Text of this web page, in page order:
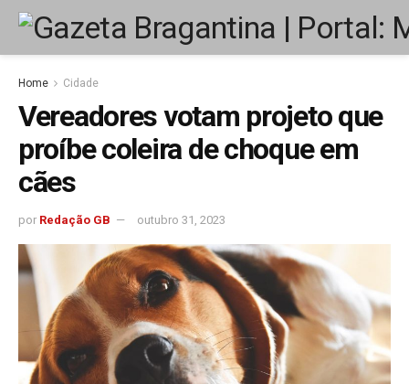
Home Cidade
Vereadores votam projeto que
proíbe coleira de choque em
cães
por Redação GB outubro 31, 2023